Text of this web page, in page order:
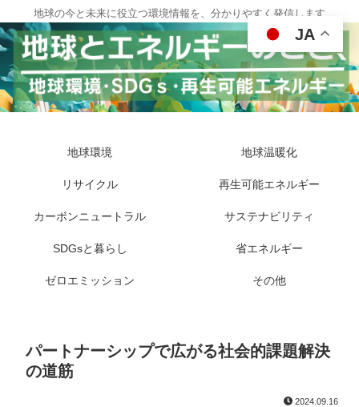
地球の今と未来に役立つ環境情報を、分かりやすく発信します
地球環境 地球温暖化
リサイクル 再生可能エネルギー
カーボンニュートラル サステナビリティ
SDGsと暮らし 省エネルギー
ゼロエミッション その他
パートナーシップで広がる社会的課題解決
の道筋
2024.09.16
JA